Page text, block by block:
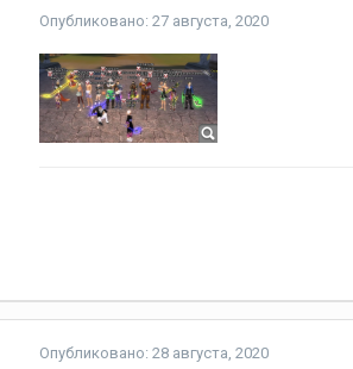
Опубликовано: 27 августа, 2020
Опубликовано: 28 августа, 2020